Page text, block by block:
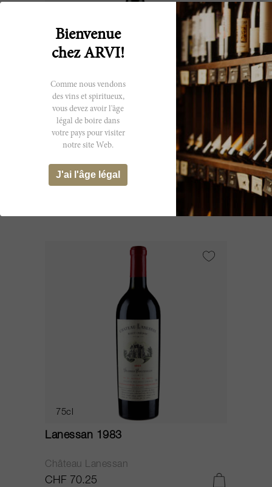
150cl
Lanessan 1983
Château Lanessan
75cl
Lanessan 1983
Château Lanessan
CHF 70.25
Bienvenue
chez ARVI!
Comme nous vendons
des vins et spiritueux,
vous devez avoir l'âge
légal de boire dans
votre pays pour visiter
notre site Web.
J'ai l'âge légal